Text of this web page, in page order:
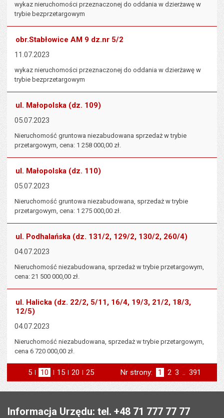
wykaz nieruchomości przeznaczonej do oddania w dzierżawę w
trybie bezprzetargowym
obr.Stabłowice AM 9 dz.nr 5/2
11.07.2023
wykaz nieruchomości przeznaczonej do oddania w dzierżawę w
trybie bezprzetargowym
ul. Małopolska (dz. 109)
05.07.2023
Nieruchomość gruntowa niezabudowana sprzedaż w trybie
przetargowym, cena: 1 258 000,00 zł.
ul. Małopolska (dz. 110)
05.07.2023
Nieruchomość gruntowa niezabudowana, sprzedaż w trybie
przetargowym, cena: 1 275 000,00 zł.
ul. Podhalańska (dz. 131/2, 129/2, 130/2, 260/4)
04.07.2023
Nieruchomość niezabudowana, sprzedaż w trybie przetargowym,
cena: 21 500 000,00 zł.
ul. Halicka (dz. 22/2, 5/11, 16/4, 19/3, 21/2, 18/3,
12/5)
04.07.2023
Nieruchomość niezabudowana, sprzedaż w trybie przetargowym,
cena 6 720 000,00 zł.
5 elementów na stronie
10 elementów
na stronie
15 elementów
na stronie
20 elementów
na stronie
25 elementów
na stronie
Nr strony: Strona
1 Strona
2 Strona
3 .. Strona
391
Informacja Urzędu: tel. +48 71 777 77 77